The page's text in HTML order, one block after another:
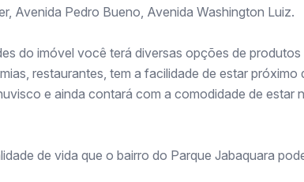
Avenida Pedro Bueno, Avenida Washington Luiz.
do imóvel você terá diversas opções de
restaurantes, tem a facilidade de estar
e ainda contará com a comodidade de estar
de vida que o bairro do Parque Jabaquara